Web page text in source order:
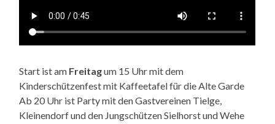
Start ist am Freitagum 15 Uhr mit dem
Kinderschützenfest mit Kaffeetafel für die Alte Garde
Ab 20 Uhr ist Party mit den Gastvereinen Tielge,
Kleinendorf und den Jungschützen Sielhorst und Wehe